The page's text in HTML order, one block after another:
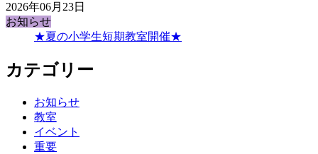
2026年06月23日
お知らせ
★夏の小学生短期教室開催★
カテゴリー
お知らせ
教室
イベント
重要